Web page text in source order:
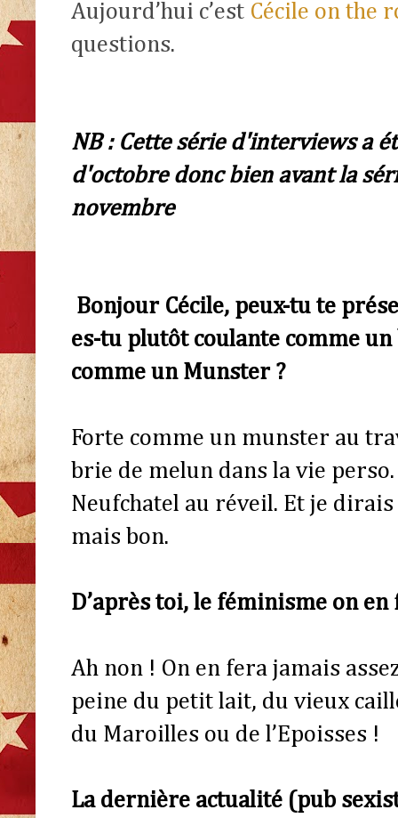
Aujourd’hui c’est Cécile on the
questions.
NB : Cette série d'interviews a
d'octobre donc bien avant la
novembre
Bonjour Cécile, peux-tu te
es-tu plutôt coulante comme
comme un Munster ?
Forte comme un munster au
brie de melun dans la vie
Neufchatel au réveil. Et je
mais bon.
D’après toi, le féminisme on
Ah non ! On en fera jamais
peine du petit lait, du vieux
du Maroilles ou de l’Epoisses !
La dernière actualité (pub